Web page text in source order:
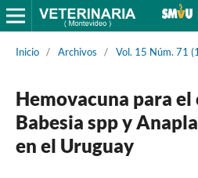
Inicio / Archivos / Vol. 15 Núm. 71
Hemovacuna para
Babesia spp y
en el Uruguay